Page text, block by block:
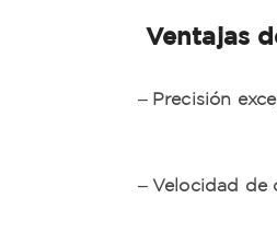
Ventajas
– Precisión
– Velocidad de